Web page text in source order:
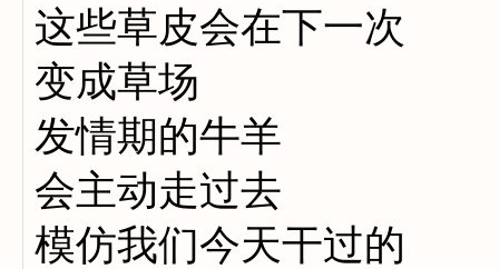
这些草皮会在下一次
变成草场
发情期的牛羊
会主动走过去
模仿我们今天干过的